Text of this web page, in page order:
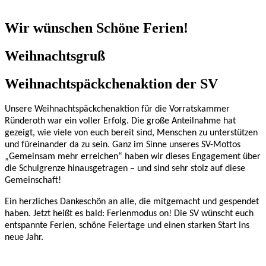
Wir wünschen Schöne Ferien!
Weihnachtsgruß
Weihnachtspäckchenaktion der SV
Unsere Weihnachtspäckchenaktion für die Vorratskammer
Ründeroth war ein voller Erfolg. Die große Anteilnahme hat
gezeigt, wie viele von euch bereit sind, Menschen zu unterstützen
und füreinander da zu sein. Ganz im Sinne unseres SV-Mottos
„Gemeinsam mehr erreichen“ haben wir dieses Engagement über
die Schulgrenze hinausgetragen – und sind sehr stolz auf diese
Gemeinschaft!
Ein herzliches Dankeschön an alle, die mitgemacht und gespendet
haben. Jetzt heißt es bald: Ferienmodus on! Die SV wünscht euch
entspannte Ferien, schöne Feiertage und einen starken Start ins
neue Jahr.